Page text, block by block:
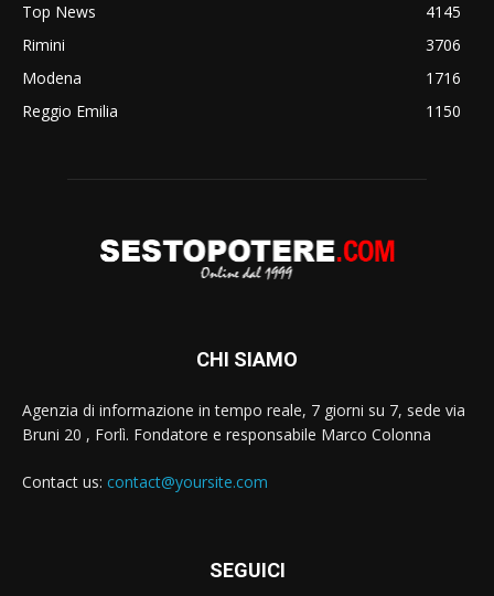
Top News
4145
Rimini
3706
Modena
1716
Reggio Emilia
1150
CHI SIAMO
Agenzia di informazione in tempo reale, 7 giorni su 7, sede via
Bruni 20 , Forlì. Fondatore e responsabile Marco Colonna
Contact us: contact@yoursite.com
SEGUICI